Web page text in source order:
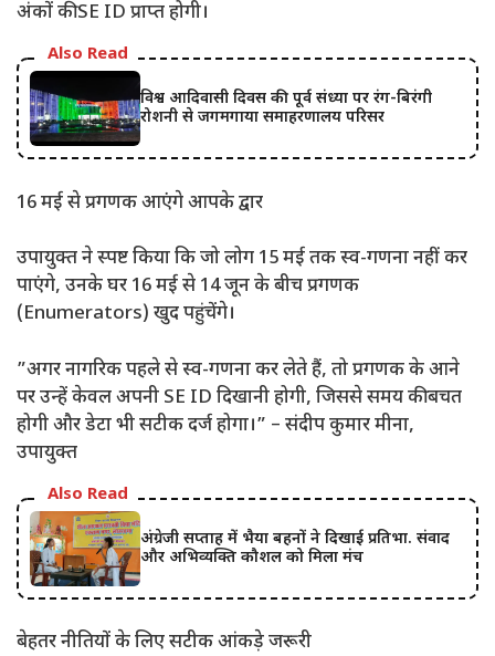
अंकों की SE ID प्राप्त होगी।
Also Read
विश्व आदिवासी दिवस की पूर्व संध्या पर रंग-बिरंगी
रोशनी से जगमगाया समाहरणालय परिसर
​16 मई से प्रगणक आएंगे आपके द्वार
​उपायुक्त ने स्पष्ट किया कि जो लोग 15 मई तक स्व-गणना नहीं कर
पाएंगे, उनके घर 16 मई से 14 जून के बीच प्रगणक
(Enumerators) खुद पहुंचेंगे।
​”अगर नागरिक पहले से स्व-गणना कर लेते हैं, तो प्रगणक के आने
पर उन्हें केवल अपनी SE ID दिखानी होगी, जिससे समय की बचत
होगी और डेटा भी सटीक दर्ज होगा।” – संदीप कुमार मीना,
उपायुक्त
Also Read
अंग्रेजी सप्ताह में भैया बहनों ने दिखाई प्रतिभा. संवाद
और अभिव्यक्ति कौशल को मिला मंच
​बेहतर नीतियों के लिए सटीक आंकड़े जरूरी